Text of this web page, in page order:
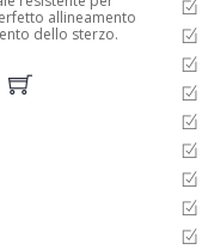
allineamento
dello sterzo.